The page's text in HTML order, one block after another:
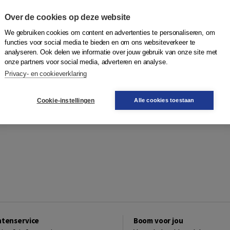
Plaats op wensenlijst
Boom voor jou
Over de cookies op deze website
We gebruiken cookies om content en advertenties te personaliseren, om
functies voor social media te bieden en om ons websiteverkeer te
analyseren. Ook delen we informatie over jouw gebruik van onze site met
onze partners voor social media, adverteren en analyse.
Privacy- en cookieverklaring
Cookie-instellingen Alle cookies toestaan